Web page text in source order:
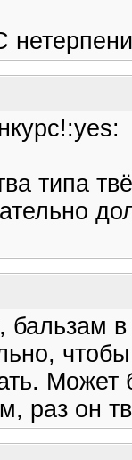
типа
в
Может
раз он